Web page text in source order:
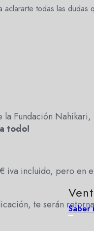
aclararte todas las
Fundación
todo!
iva incluido, pero
te serán Saber